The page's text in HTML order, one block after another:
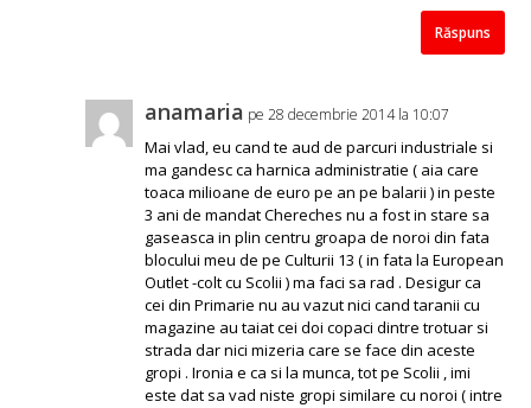
Răspuns
anamaria pe 28 decembrie 2014 la 10:07
Mai vlad, eu cand te aud de parcuri industriale si
ma gandesc ca harnica administratie ( aia care
toaca milioane de euro pe an pe balarii ) in peste
3 ani de mandat Chereches nu a fost in stare sa
gaseasca in plin centru groapa de noroi din fata
blocului meu de pe Culturii 13 ( in fata la European
Outlet -colt cu Scolii ) ma faci sa rad . Desigur ca
cei din Primarie nu au vazut nici cand taranii cu
magazine au taiat cei doi copaci dintre trotuar si
strada dar nici mizeria care se face din aceste
gropi . Ironia e ca si la munca, tot pe Scolii , imi
este dat sa vad niste gropi similare cu noroi ( intre